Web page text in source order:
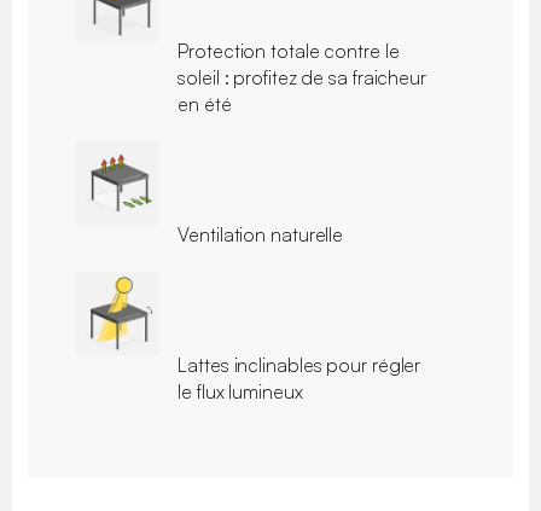
Protection totale contre le
soleil : profitez de sa fraicheur
en été
Ventilation naturelle
Lattes inclinables pour régler
le flux lumineux